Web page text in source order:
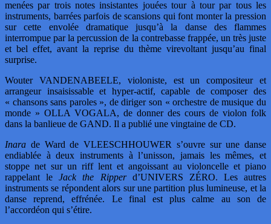
menées par trois notes insistantes jouées tour à tour par tous les
instruments, barrées parfois de scansions qui font monter la pression
sur cette envolée dramatique jusqu’à la danse des flammes
interrompue par la percussion de la contrebasse frappée, un très juste
et bel effet, avant la reprise du thème virevoltant jusqu’au final
surprise.
Wouter VANDENABEELE, violoniste, est un compositeur et
arrangeur insaisissable et hyper-actif, capable de composer des
« chansons sans paroles », de diriger son « orchestre de musique du
monde » OLLA VOGALA, de donner des cours de violon folk
dans la banlieue de GAND. Il a publié une vingtaine de CD.
Inara de Ward de VLEESCHHOUWER s’ouvre sur une danse
endiablée à deux instruments à l’unisson, jamais les mêmes, et
stoppe net sur un riff lent et angoissant au violoncelle et piano
rappelant leJack the Ripperd’UNIVERS ZÉRO. Les autres
instruments se répondent alors sur une partition plus lumineuse, et la
danse reprend, effrénée. Le final est plus calme au son de
l’accordéon qui s’étire.